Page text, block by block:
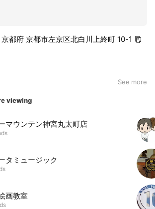
都府 京都市左京区北白川上終町 10-1
See more
viewing
マウンテン神宮丸太町店
タミュージック
画教室